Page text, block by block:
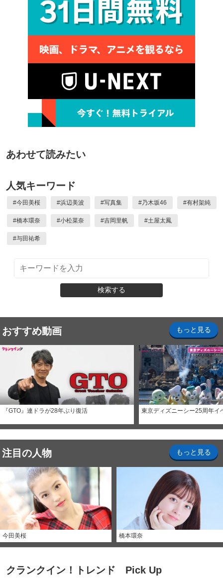
あわせて読みたい
人気キーワード
#今田美桜 #浜辺美波 #写真集 #乃木坂46 #有村架純
#橋本環奈 #小松菜奈 #吉岡里帆 #土屋太鳳
#与田祐希
検索する
おすすめ動画 もっと見る
『GTO』連ドラが28年ぶり復活 東京ディズニーシー25周年イ
注目の人物 もっと見る
今田美桜 橋本環奈
クランクイン！トレンド Pick Up